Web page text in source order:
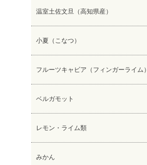
しらぬい
温室土佐文旦（高知県産）
小夏（こなつ）
フルーツキャビア（フィンガーライム）
ベルガモット
レモン・ライム類
みかん